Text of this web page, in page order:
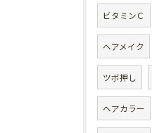
ビタミンＣ
ヘアメイク
ツボ押し
ヘアカラー